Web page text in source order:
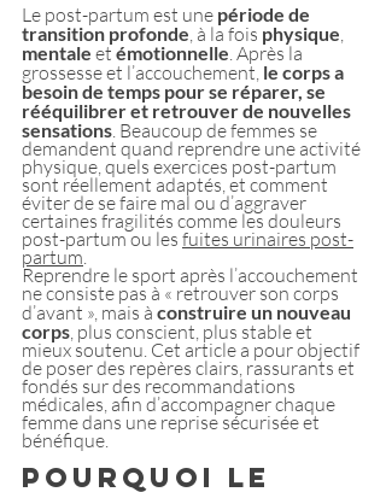
Le post-partum est une période de
transition profonde, à la fois physique,
mentale et émotionnelle. Après la
grossesse et l’accouchement, le corps a
besoin de temps pour se réparer, se
rééquilibrer et retrouver de nouvelles
sensations. Beaucoup de femmes se
demandent quand reprendre une activité
physique, quels exercices post-partum
sont réellement adaptés, et comment
éviter de se faire mal ou d’aggraver
certaines fragilités comme les douleurs
post-partum ou les fuites urinaires post-
partum.
Reprendre le sport après l’accouchement
ne consiste pas à « retrouver son corps
d’avant », mais à construire un nouveau
corps, plus conscient, plus stable et
mieux soutenu. Cet article a pour objectif
de poser des repères clairs, rassurants et
fondés sur des recommandations
médicales, afin d’accompagner chaque
femme dans une reprise sécurisée et
bénéfique.
Pourquoi le